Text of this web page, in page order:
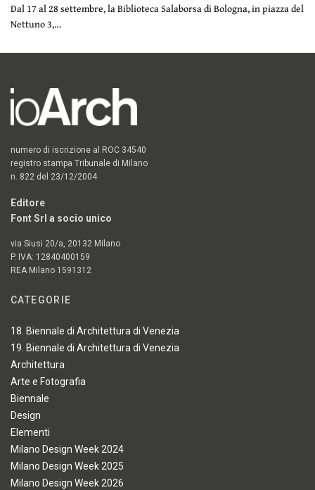
Dal 17 al 28 settembre, la Biblioteca Salaborsa di Bologna, in piazza del
Nettuno 3,…
numero di iscrizione al ROC 34540
registro stampa Tribunale di Milano
n. 822 del 23/12/2004
Editore
Font Srl a socio unico
via Siusi 20/a, 20132 Milano
P. IVA: 12840400159
REA Milano 1591312
CATEGORIE
18. Biennale di Architettura di Venezia
19. Biennale di Architettura di Venezia
Architettura
Arte e Fotografia
Biennale
Design
Elementi
Milano Design Week 2024
Milano Design Week 2025
Milano Design Week 2026